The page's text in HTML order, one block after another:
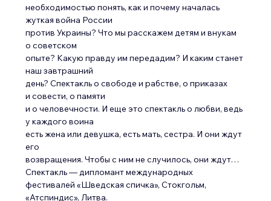
необходимостью понять, как и почему началась
жуткая война России
против Украины? Что мы расскажем детям и внукам
о советском
опыте? Какую правду им передадим? И каким станет
наш завтрашний
день? Спектакль о свободе и рабстве, о приказах
и совести, о памяти
и о человечности. И еще это спектакль о любви, ведь
у каждого воина
есть жена или девушка, есть мать, сестра. И они ждут
его
возвращения. Чтобы с ним не случилось, они ждут…
Спектакль — дипломант международных
фестивалей «Шведская спичка», Стокгольм,
«Атспиндис», Литва.